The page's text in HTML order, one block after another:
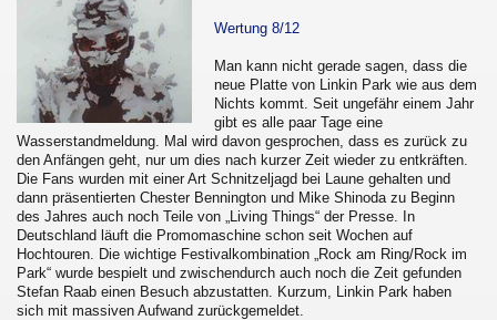
Wertung 8/12
Man kann nicht gerade sagen, dass die
neue Platte von Linkin Park wie aus dem
Nichts kommt. Seit ungefähr einem Jahr
gibt es alle paar Tage eine
Wasserstandmeldung. Mal wird davon gesprochen, dass es zurück zu
den Anfängen geht, nur um dies nach kurzer Zeit wieder zu entkräften.
Die Fans wurden mit einer Art Schnitzeljagd bei Laune gehalten und
dann präsentierten Chester Bennington und Mike Shinoda zu Beginn
des Jahres auch noch Teile von „Living Things“ der Presse. In
Deutschland läuft die Promomaschine schon seit Wochen auf
Hochtouren. Die wichtige Festivalkombination „Rock am Ring/Rock im
Park“ wurde bespielt und zwischendurch auch noch die Zeit gefunden
Stefan Raab einen Besuch abzustatten. Kurzum, Linkin Park haben
sich mit massiven Aufwand zurückgemeldet.